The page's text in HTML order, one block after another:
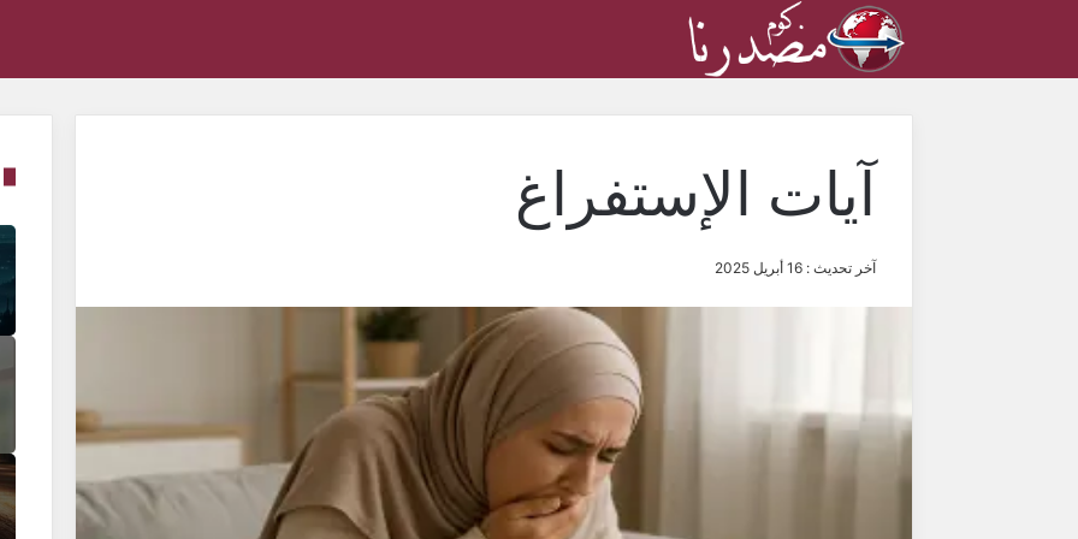
آيات الإستفراغ
آخر تحديث : 16 أبريل 2025